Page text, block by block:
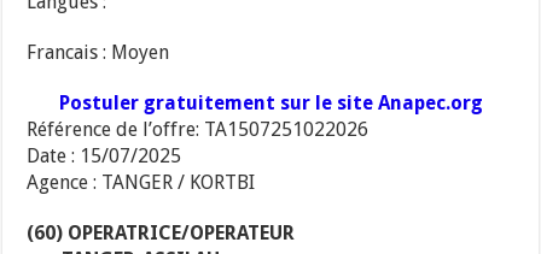
Francais : Moyen
Postuler gratuitement sur le site Anapec.org
Référence de l’offre: TA1507251022026
Date : 15/07/2025
Agence : TANGER / KORTBI
(60) OPERATRICE/OPERATEUR